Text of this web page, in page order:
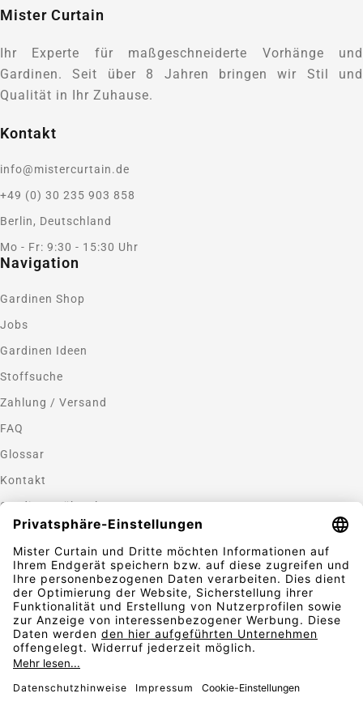
Mister Curtain
Ihr Experte für maßgeschneiderte Vorhänge und
Gardinen. Seit über 8 Jahren bringen wir Stil und
Qualität in Ihr Zuhause.
Kontakt
info@mistercurtain.de
+49 (0) 30 235 903 858
Berlin, Deutschland
Mo - Fr: 9:30 - 15:30 Uhr
Navigation
Gardinen Shop
Jobs
Gardinen Ideen
Stoffsuche
Zahlung / Versand
FAQ
Glossar
Kontakt
Gardinen nähen lassen
Zahlungsmethoden
Sicherheit